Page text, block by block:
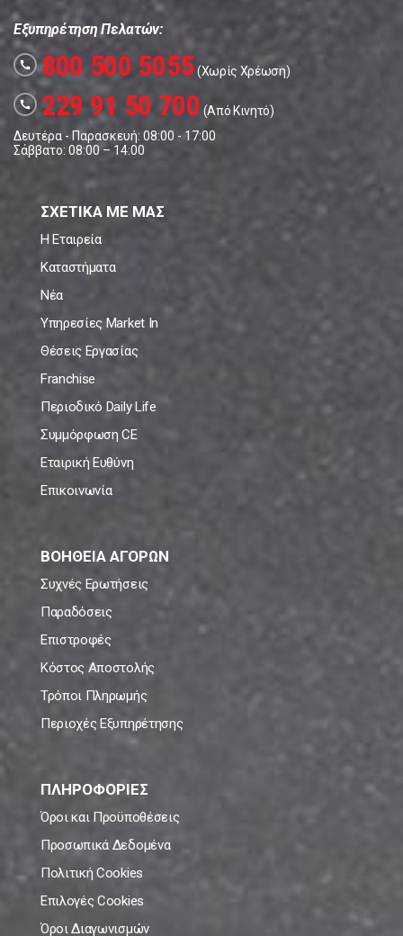
Εξυπηρέτηση Πελατών:
call 800 500 5055(Χωρίς Χρέωση)
call 229 91 50 700 (Από Κινητό)
Δευτέρα - Παρασκευή: 08:00 - 17:00
Σάββατο: 08:00 – 14:00
ΣΧΕΤΙΚΑ ΜΕ ΜΑΣ
Η Εταιρεία
Καταστήματα
Νέα
Υπηρεσίες Market In
Θέσεις Εργασίας
Franchise
Περιοδικό Daily Life
Συμμόρφωση CE
Εταιρική Ευθύνη
Επικοινωνία
ΒΟΗΘΕΙΑ ΑΓΟΡΩΝ
Συχνές Ερωτήσεις
Παραδόσεις
Επιστροφές
Κόστος Αποστολής
Τρόποι Πληρωμής
Περιοχές Εξυπηρέτησης
ΠΛΗΡΟΦΟΡΙΕΣ
Όροι και Προϋποθέσεις
Προσωπικά Δεδομένα
Πολιτική Cookies
Επιλογές Cookies
Όροι Διαγωνισμών